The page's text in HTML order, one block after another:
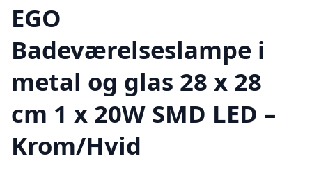
EGO
Badeværelseslampe i
metal og glas 28 x 28
cm 1 x 20W SMD LED –
Krom/Hvid